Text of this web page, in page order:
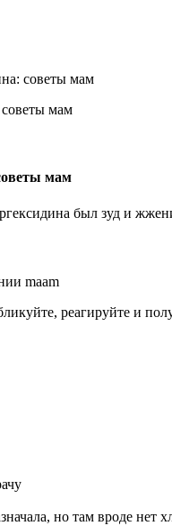
советы мам
мам
был зуд и
maam
реагируйте и
но там вроде нет